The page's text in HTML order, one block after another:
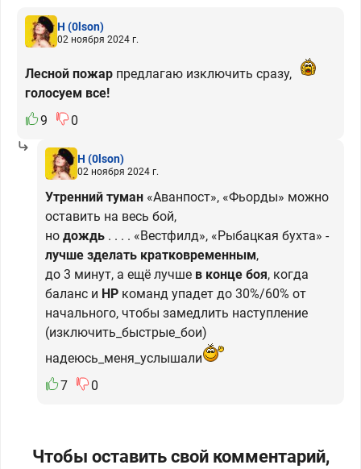
H (0lson)
02 ноября 2024 г.
Лесной пожар предлагаю изключить сразу,
голосуем все!
9
0
H (0lson)
02 ноября 2024 г.
Утренний туман «Аванпост», «Фьорды» можно
оставить на весь бой,
но дождь . . . . «Вестфилд», «Рыбацкая бухта» -
лучше зделать кратковременным,
до 3 минут, а ещё лучше в конце боя, когда
баланс и HP команд упадет до 30%/60% от
начального, чтобы замедлить наступление
(изключить_быстрые_бои)
надеюсь_меня_услышали
7
0
Чтобы оставить свой комментарий,